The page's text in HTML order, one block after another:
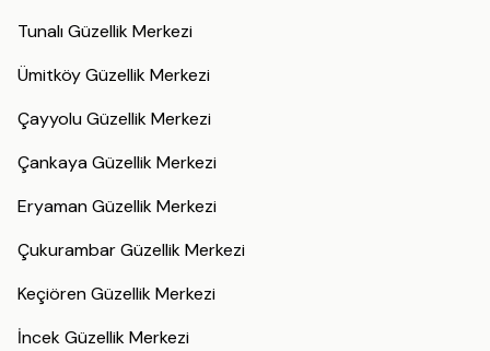
Tunalı Güzellik Merkezi
Ümitköy Güzellik Merkezi
Çayyolu Güzellik Merkezi
Çankaya Güzellik Merkezi
Eryaman Güzellik Merkezi
Çukurambar Güzellik Merkezi
Keçiören Güzellik Merkezi
İncek Güzellik Merkezi